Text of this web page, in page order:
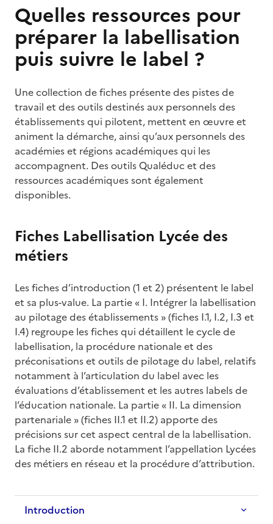
Quelles ressources pour
préparer la labellisation
puis suivre le label ?
Une collection de fiches présente des pistes de
travail et des outils destinés aux personnels des
établissements qui pilotent, mettent en œuvre et
animent la démarche, ainsi qu’aux personnels des
académies et régions académiques qui les
accompagnent. Des outils Qualéduc et des
ressources académiques sont également
disponibles.
Fiches Labellisation Lycée des
métiers
Les fiches d’introduction (1 et 2) présentent le label
et sa plus-value. La partie « I. Intégrer la labellisation
au pilotage des établissements » (fiches I.1, I.2, I.3 et
I.4) regroupe les fiches qui détaillent le cycle de
labellisation, la procédure nationale et des
préconisations et outils de pilotage du label, relatifs
notamment à l’articulation du label avec les
évaluations d’établissement et les autres labels de
l’éducation nationale. La partie « II. La dimension
partenariale » (fiches II.1 et II.2) apporte des
précisions sur cet aspect central de la labellisation.
La fiche II.2 aborde notamment l’appellation Lycées
des métiers en réseau et la procédure d’attribution.
Introduction